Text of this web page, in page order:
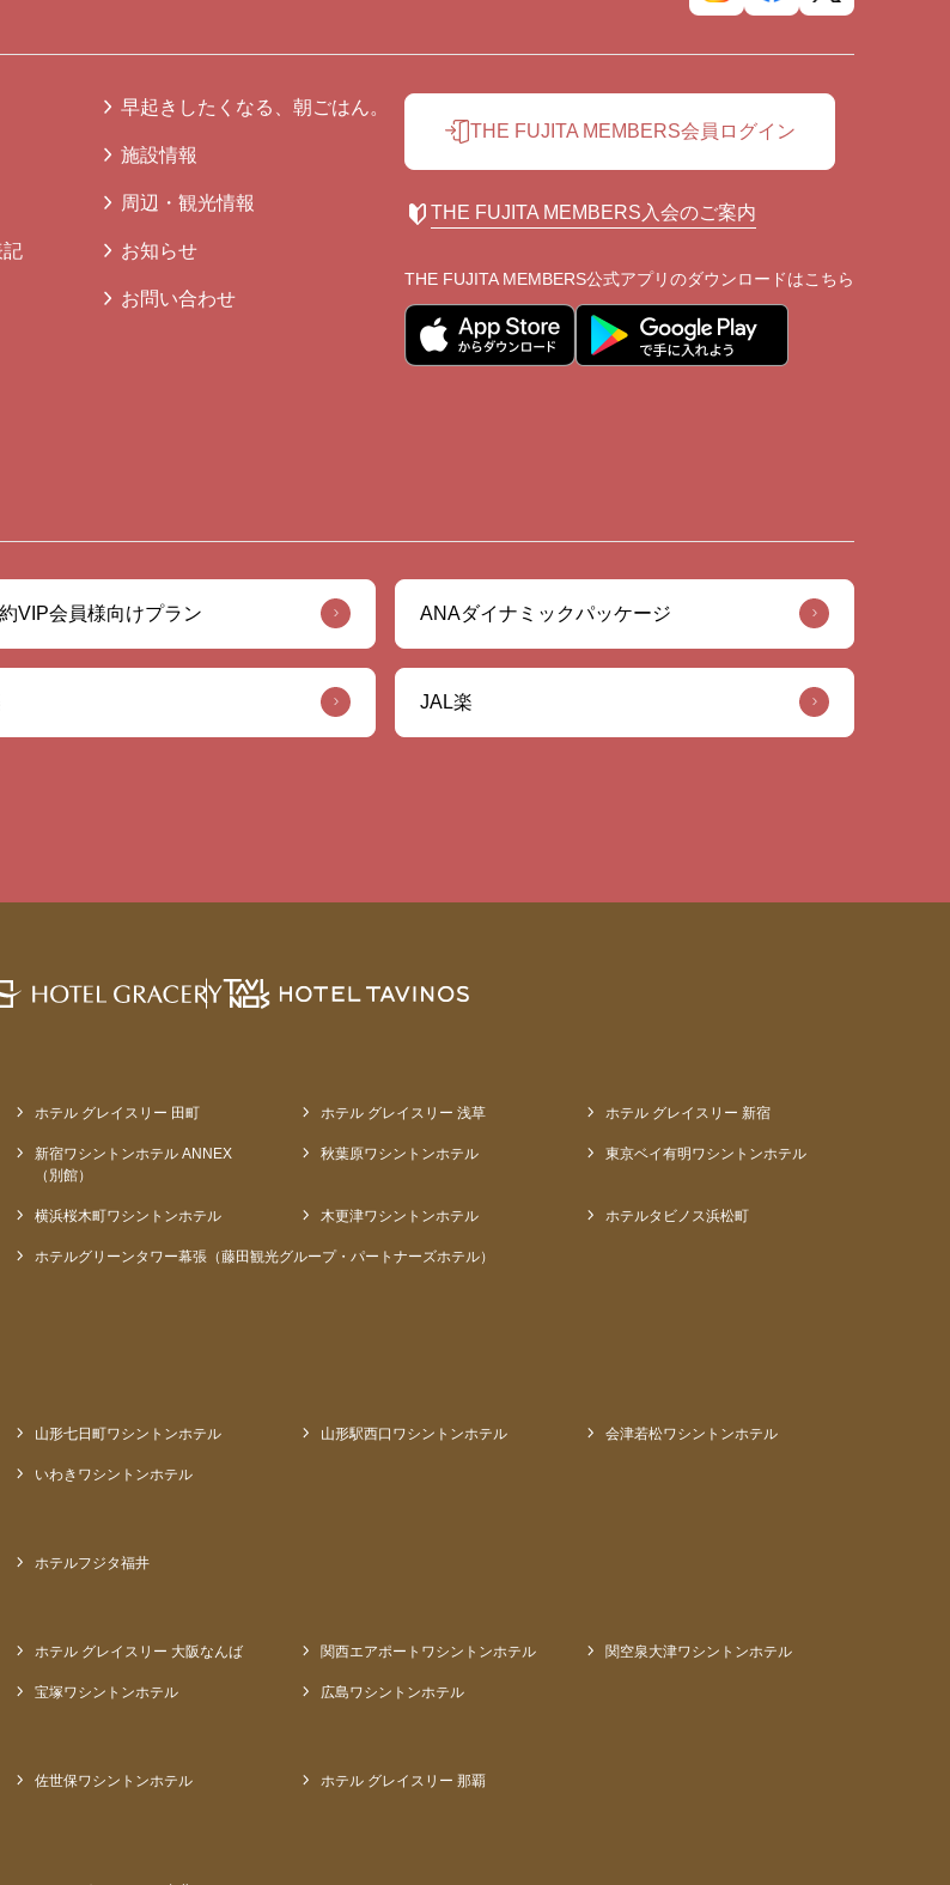
早起きしたくなる、朝ごはん。
施設情報
周辺・観光情報
お知らせ
お問い合わせ
THE FUJITA MEMBERS会員ログイン
THE FUJITA MEMBERS入会のご案内
THE FUJITA MEMBERS公式アプリのダウンロードはこちら
VIP会員様向けプラン ANAダイナミックパッケージ
JAL楽
ホテル グレイスリー 田町 ホテル グレイスリー 浅草 ホテル グレイスリー 新宿
新宿ワシントンホテル ANNEX
（別館）
秋葉原ワシントンホテル 東京ベイ有明ワシントンホテル
横浜桜木町ワシントンホテル 木更津ワシントンホテル ホテルタビノス浜松町
ホテルグリーンタワー幕張（藤田観光グループ・パートナーズホテル）
山形七日町ワシントンホテル 山形駅西口ワシントンホテル 会津若松ワシントンホテル
いわきワシントンホテル
ホテルフジタ福井
ホテル グレイスリー 大阪なんば 関西エアポートワシントンホテル 関空泉大津ワシントンホテル
宝塚ワシントンホテル 広島ワシントンホテル
佐世保ワシントンホテル ホテル グレイスリー 那覇